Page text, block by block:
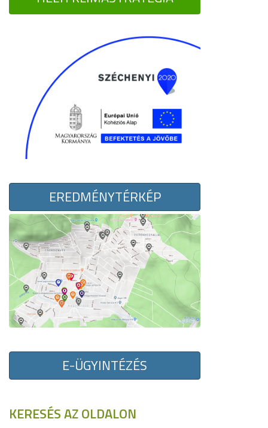
EREDMÉNYTÉRKÉP
E-ÜGYINTÉZÉS
KERESÉS AZ OLDALON